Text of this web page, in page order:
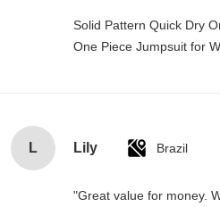
Solid Pattern Quick Dry
One Piece Jumpsuit for
L Lily Brazil
"Great value for money.